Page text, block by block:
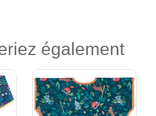
également